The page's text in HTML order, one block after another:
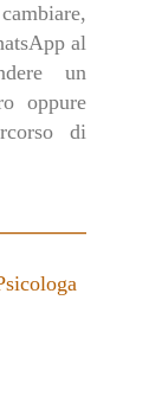
al
un
oppure
di